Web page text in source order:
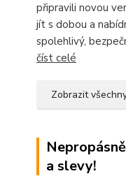
připravili novou
jít s dobou a
spolehlivý,
číst celé
Zobrazit
a slevy!